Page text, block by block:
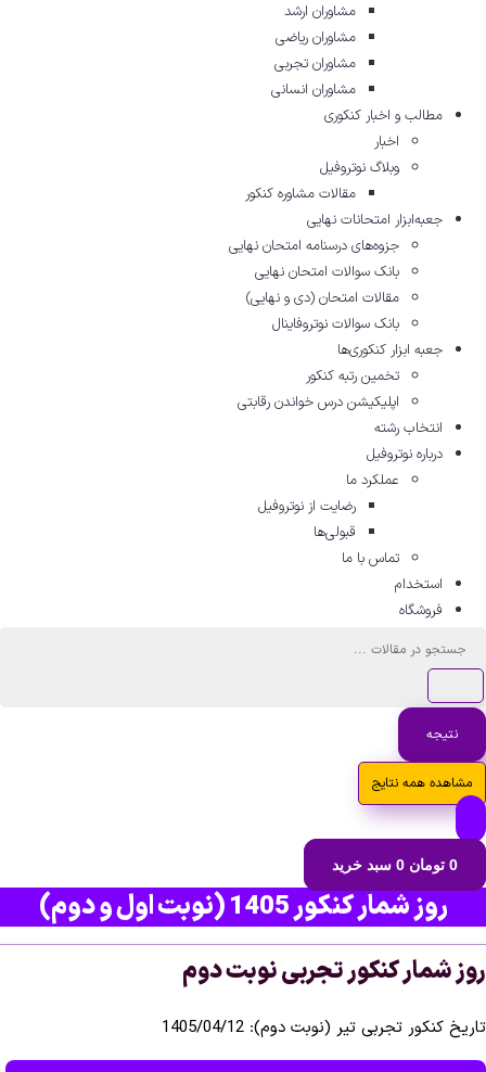
مشاوران ارشد
مشاوران ریاضی
مشاوران تجربی
مشاوران انسانی
مطالب و اخبار کنکوری
اخبار
وبلاگ نوتروفیل
مقالات مشاوره‌ کنکور
جعبه‌ابزار امتحانات نهایی
جزوه‌های درسنامه امتحان نهایی
بانک سوالات امتحان نهایی
مقالات امتحان (دی و نهایی)
بانک سوالات نوتروفاینال
جعبه ابزار کنکوری‌ها
تخمین رتبه کنکور
اپلیکیشن درس خواندن رقابتی
انتخاب رشته
درباره نوتروفیل
عملکرد ما
رضایت از نوتروفیل
قبولی‌ها
تماس با ما
استخدام
فروشگاه
همه نتایج
0 سبد خرید
شمار کنکور 1405 (نوبت اول و دوم)
کنکور تجربی نوبت دوم
تجربی تیر (نوبت دوم): 1405/04/12